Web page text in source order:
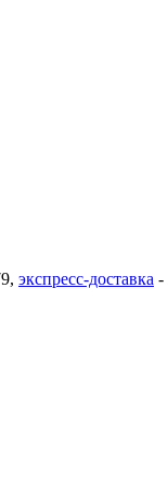
, экспресс-доставка -